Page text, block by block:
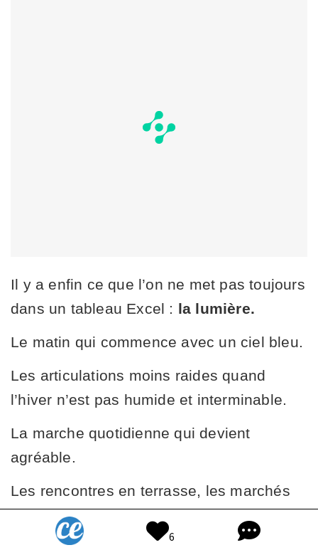
Il y a enfin ce que l’on ne met pas toujours
dans un tableau Excel : la lumière.
Le matin qui commence avec un ciel bleu.
Les articulations moins raides quand
l’hiver n’est pas humide et interminable.
La marche quotidienne qui devient
agréable.
Les rencontres en terrasse, les marchés
vivants, les promenades au bord de
l’Atlantique.
6